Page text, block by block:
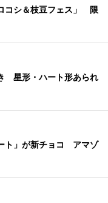
コシ＆枝豆フェス」 限
星形・ハート形あられ
ト」が新チョコ アマゾ